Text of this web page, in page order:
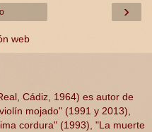
›
web
Cádiz, 1964) es autor de
mojado" (1991 y 2013),
cordura" (1993), "La muerte